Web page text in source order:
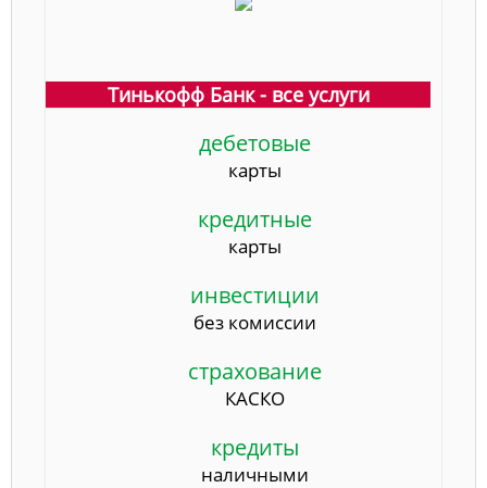
Тинькофф Банк - все услуги
дебетовые
карты
кредитные
карты
инвестиции
без комиссии
страхование
КАСКО
кредиты
наличными